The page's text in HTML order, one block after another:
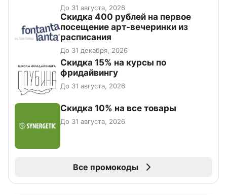
До 31 августа, 2026
Cкидка 400 рублей на первое
посещение арт-вечеринки из
расписания
До 31 декабря, 2026
Скидка 15% на курсы по
фридайвингу
До 31 августа, 2026
Скидка 10% на все товары
До 31 августа, 2026
Все промокоды